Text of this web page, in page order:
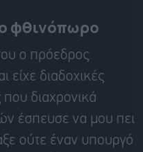
φθινόπωρο
ο πρόεδρος
είχε διαδοχικές
διαχρονικά
έσπευσε να μου πει
ούτε έναν υπουργό